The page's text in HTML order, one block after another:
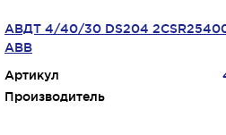
АВДТ 4/40/30 DS204
ABB
Артикул
Производитель